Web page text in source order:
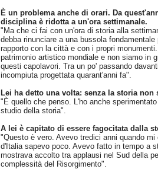
È un problema anche di orari. Da
disciplina è ridotta a un'ora settimanale.
"Ma che ci fai con un'ora di storia alla
debba rinunciare a una bussola
rapporto con la città e con i propri
patrimonio artistico mondiale e non siamo in
questi capolavori. Tra un po' passando
incompiuta progettata quarant'anni fa".
Lei ha detto una volta: senza la storia
"È quello che penso. L'ho anche
studio della storia".
A lei è capitato di essere fagocitata dalla
"Questo è vero. Avevo tredici anni quando
d'Italia sapevo poco. Avevo fatto in tempo a
mostrava accolto tra applausi nel Sud della
complessità del Risorgimento".